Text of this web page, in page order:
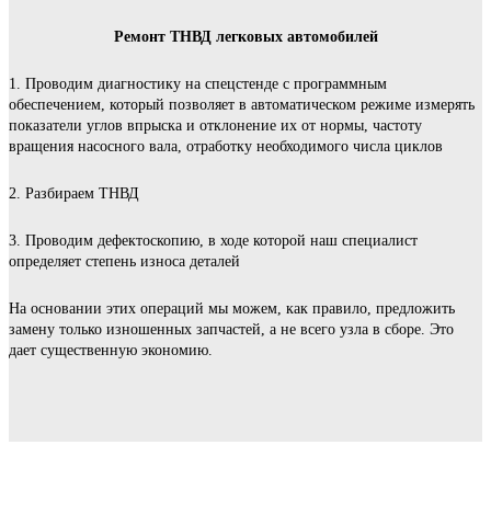
Ремонт ТНВД легковых автомобилей
1. Проводим диагностику на спецстенде с программным
обеспечением, который позволяет в автоматическом режиме измерять
показатели углов впрыска и отклонение их от нормы, частоту
вращения насосного вала, отработку необходимого числа циклов
2. Разбираем ТНВД
3. Проводим дефектоскопию, в ходе которой наш специалист
определяет степень износа деталей
На основании этих операций мы можем, как правило, предложить
замену только изношенных запчастей, а не всего узла в сборе. Это
дает существенную экономию.